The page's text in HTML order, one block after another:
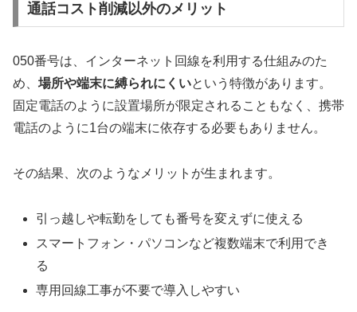
通話コスト削減以外のメリット
050番号は、インターネット回線を利用する仕組みのた
め、 場所や端末に縛られにくいという特徴があります。
固定電話のように設置場所が限定されることもなく、携帯
電話のように1台の端末に依存する必要もありません。
その結果、次のようなメリットが生まれます。
引っ越しや転勤をしても番号を変えずに使える
スマートフォン・パソコンなど複数端末で利用でき
る
専用回線工事が不要で導入しやすい